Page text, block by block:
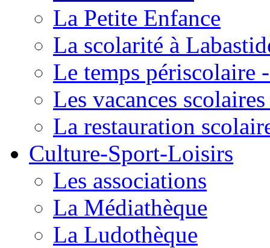
La Petite Enfance
La scolarité à
Le temps périscolaire
Les vacances
La restauration
Culture-Sport-Loisirs
Les associations
La Médiathèque
La Ludothèque